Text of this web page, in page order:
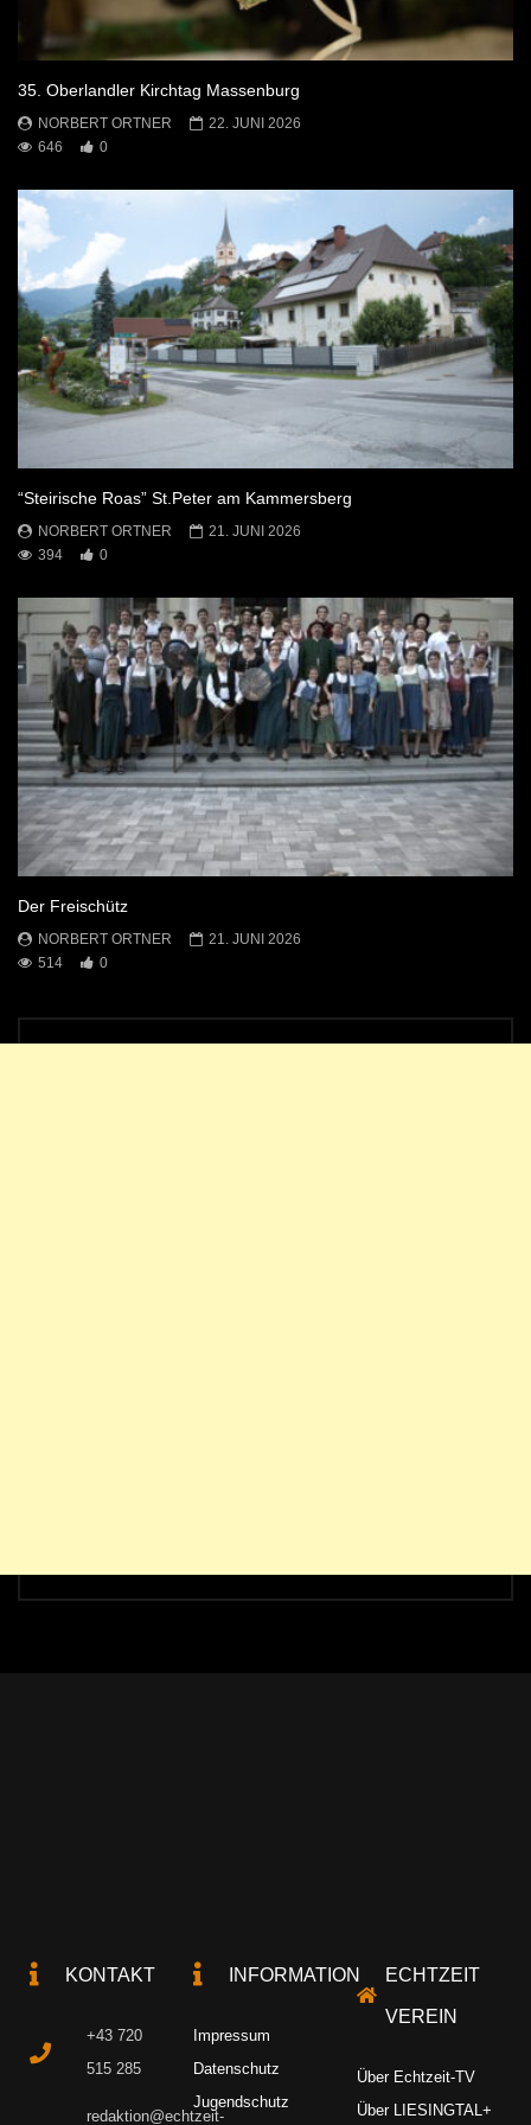
35. Oberlandler Kirchtag Massenburg
NORBERT ORTNER
22. JUNI 2026
646
0
“Steirische Roas” St.Peter am Kammersberg
NORBERT ORTNER
21. JUNI 2026
394
0
Der Freischütz
NORBERT ORTNER
21. JUNI 2026
514
0
KONTAKT
+43 720
515 285
redaktion@echtzeit-
INFORMATION
Impressum
Datenschutz
Jugendschutz
ECHTZEIT
VEREIN
Über Echtzeit-TV
Über LIESINGTAL+